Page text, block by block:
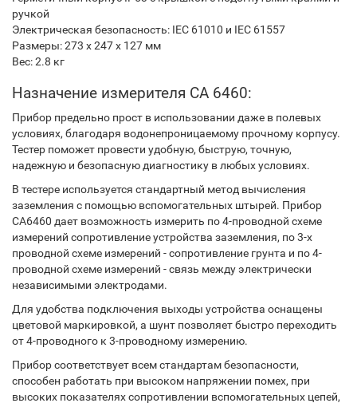
ручкой
Электрическая безопасность: IEC 61010 и IEC 61557
Размеры: 273 x 247 x 127 мм
Вес: 2.8 кг
Назначение измерителя CA 6460:
Прибор предельно прост в использовании даже в полевых
условиях, благодаря водонепроницаемому прочному корпусу.
Тестер поможет провести удобную, быструю, точную,
надежную и безопасную диагностику в любых условиях.
В тестере используется стандартный метод вычисления
заземления с помощью вспомогательных штырей. Прибор
СА6460 дает возможность измерить по 4-проводной схеме
измерений сопротивление устройства заземления, по 3-х
проводной схеме измерений - сопротивление грунта и по 4-
проводной схеме измерений - связь между электрически
независимыми электродами.
Для удобства подключения выходы устройства оснащены
цветовой маркировкой, а шунт позволяет быстро переходить
от 4-проводного к 3-проводному измерению.
Прибор соответствует всем стандартам безопасности,
способен работать при высоком напряжении помех, при
высоких показателях сопротивлении вспомогательных цепей,